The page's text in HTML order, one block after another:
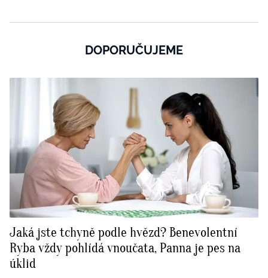
DOPORUČUJEME
Jaká jste tchyně podle hvězd? Benevolentní
Ryba vždy pohlídá vnoučata, Panna je pes na
úklid